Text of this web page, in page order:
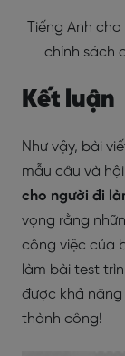
Tiếng Anh
chính sách
Kết luận
Như vậy, bài
mẫu câu và
cho người đi
vọng rằng
công việc của
làm bài test
được khả năng
thành công!